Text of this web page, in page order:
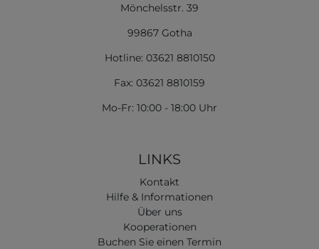
Mönchelsstr. 39
99867 Gotha
Hotline: 03621 8810150
Fax: 03621 8810159
Mo-Fr: 10:00 - 18:00 Uhr
LINKS
Kontakt
Hilfe & Informationen
Über uns
Kooperationen
Buchen Sie einen Termin